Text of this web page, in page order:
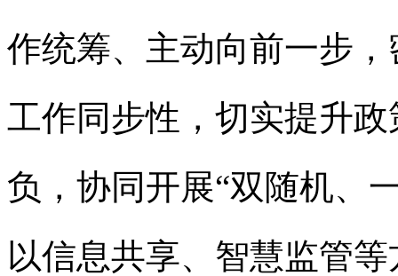
作统筹、主动向前一步
工作同步性，切实提升
负，协同开展“双随机、
以信息共享、智慧监管